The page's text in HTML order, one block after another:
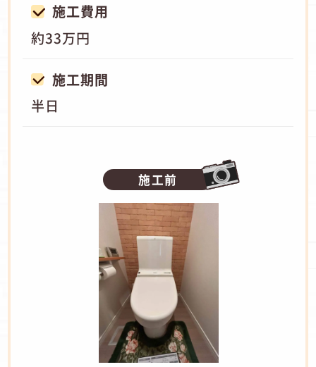
施工費用
約33万円
施工期間
半日
施工前